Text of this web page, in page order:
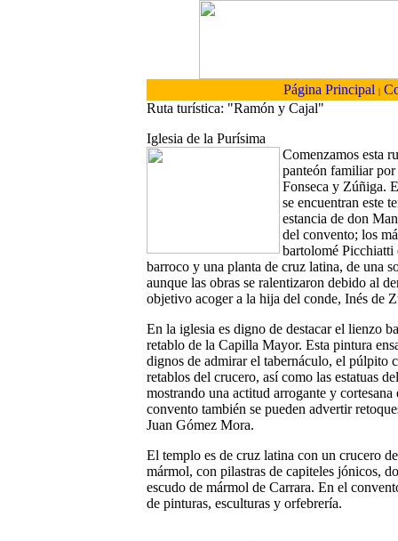
Página Principal |
Ruta turística: "Ramón y Cajal"
Iglesia de la Purísima
Comenzamos esta
panteón familiar
Fonseca y Zúñiga.
se encuentran este
estancia de don
del convento; los
bartolomé Picchiatti
barroco y una planta de cruz latina, de una
aunque las obras se ralentizaron debido al
objetivo acoger a la hija del conde, Inés de
En la iglesia es digno de destacar el lienzo
retablo de la Capilla Mayor. Esta pintura
dignos de admirar el tabernáculo, el púlpito
retablos del crucero, así como las estatuas
mostrando una actitud arrogante y
convento también se pueden advertir
Juan Gómez Mora.
El templo es de cruz latina con un crucero
mármol, con pilastras de capiteles jónicos,
escudo de mármol de Carrara. En el
de pinturas, esculturas y orfebrería.